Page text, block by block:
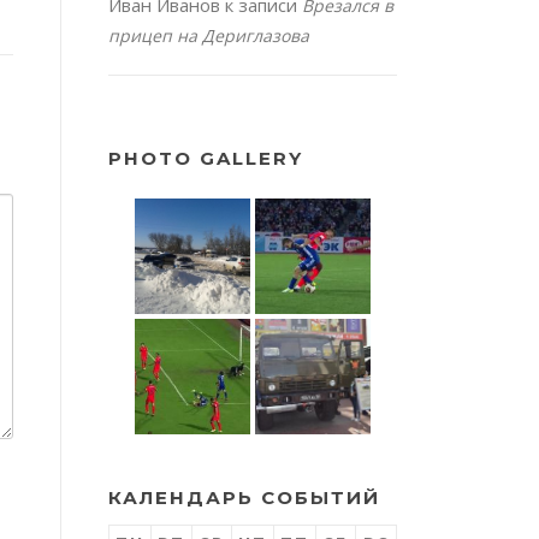
Иван Иванов к записи Врезался в
прицеп на Дериглазова
PHOTO GALLERY
КАЛЕНДАРЬ СОБЫТИЙ